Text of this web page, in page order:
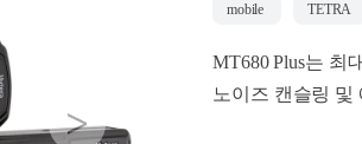
next
mobile TETRA
MT680 Plus는 최
노이즈 캔슬링